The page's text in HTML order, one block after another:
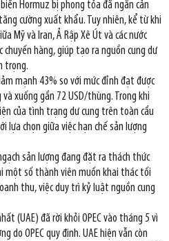
Hormuz bị phong tỏa đã ngăn cản
cường xuất khẩu. Tuy nhiên, kể từ khi
Mỹ và Iran, Ả Rập Xê Út và các nước
chuyến hàng, giúp tạo ra nguồn cung dư
trọng.
mạnh 43% so với mức đỉnh đạt được
xuống gần 72 USD/thùng. Trong khi
của tình trạng dư cung trên toàn cầu
lựa chọn giữa việc hạn chế sản lượng
sản lượng đang đặt ra thách thức
một số thành viên muốn khai thác tối
thu, việc duy trì kỷ luật nguồn cung
(UAE) đã rời khỏi OPEC vào tháng 5 vì
do OPEC quy định. UAE hiện vẫn còn